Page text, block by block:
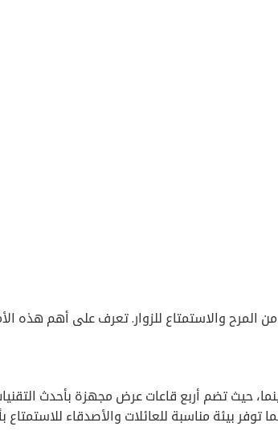
والاستمتاع للزوار. تعرف على أهم هذه
حيث تضم أربع قاعات عرض مجهزة بأحدث
بيئة مناسبة للعائلات والأصدقاء للاستمتاع